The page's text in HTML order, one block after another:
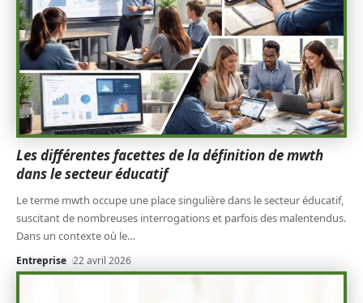
Les différentes facettes de la définition de mwth
dans le secteur éducatif
Le terme mwth occupe une place singulière dans le secteur éducatif,
suscitant de nombreuses interrogations et parfois des malentendus.
Dans un contexte où le…
Entreprise 22 avril 2026